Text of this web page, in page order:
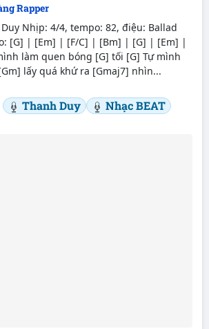
Rapper
Nhịp: 4/4, tempo: 82, điệu: Ballad
[G] | [Em] | [F/C] | [Bm] | [G] | [Em] |
làm quen bóng [G] tối [G] Tự mình
lấy quá khứ ra [Gmaj7] nhìn...
Thanh Duy Nhạc BEAT